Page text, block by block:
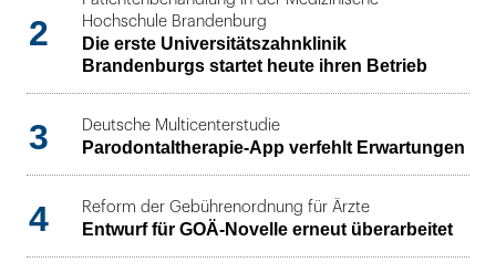
2
Hochschule Brandenburg
Die erste Universitätszahnklinik
Brandenburgs startet heute ihren Betrieb
3 Deutsche Multicenterstudie
Parodontaltherapie-App verfehlt Erwartungen
4 Reform der Gebührenordnung für Ärzte
Entwurf für GOÄ-Novelle erneut überarbeitet